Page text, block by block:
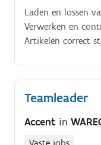
Laden en lossen
Verwerken en
Artikelen correct
Teamleader
Accent in
Vaste jobs